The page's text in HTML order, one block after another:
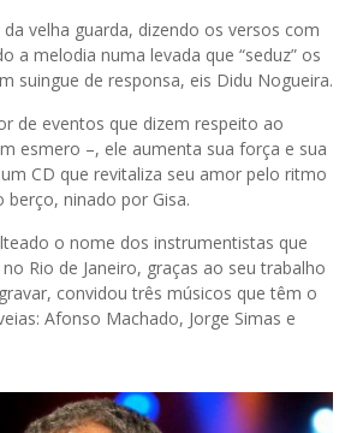
velha guarda, dizendo os versos com
a melodia numa levada que “seduz” os
suingue de responsa, eis Didu Nogueira.
de eventos que dizem respeito ao
esmero –, ele aumenta sua força e sua
CD que revitaliza seu amor pelo ritmo
berço, ninado por Gisa.
o nome dos instrumentistas que
Rio de Janeiro, graças ao seu trabalho
convidou três músicos que têm o
Afonso Machado, Jorge Simas e